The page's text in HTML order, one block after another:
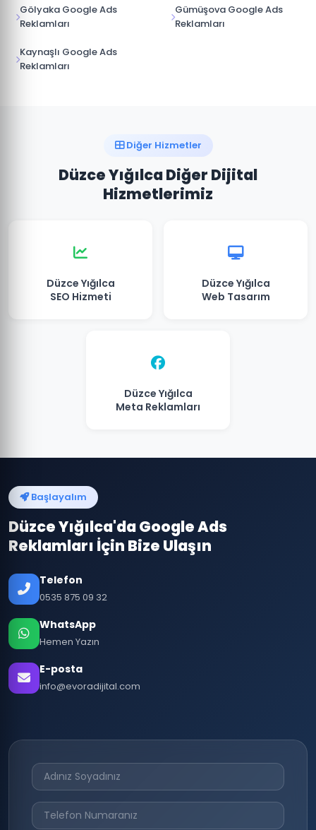
Gölyaka Google Ads
Reklamları
Gümüşova Google Ads
Reklamları
Kaynaşlı Google Ads
Reklamları
Diğer Hizmetler
Düzce Yığılca Diğer Dijital
Hizmetlerimiz
Düzce Yığılca
SEO Hizmeti
Düzce Yığılca
Web Tasarım
Düzce Yığılca
Meta Reklamları
Başlayalım
Düzce Yığılca'da Google Ads
Reklamları İçin Bize Ulaşın
Telefon
0535 875 09 32
WhatsApp
Hemen Yazın
E-posta
info@evoradijital.com